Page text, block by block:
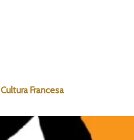
Cultura Francesa